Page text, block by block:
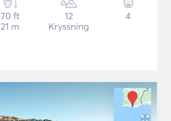
70 ft
21 m
12
Kryssning
4